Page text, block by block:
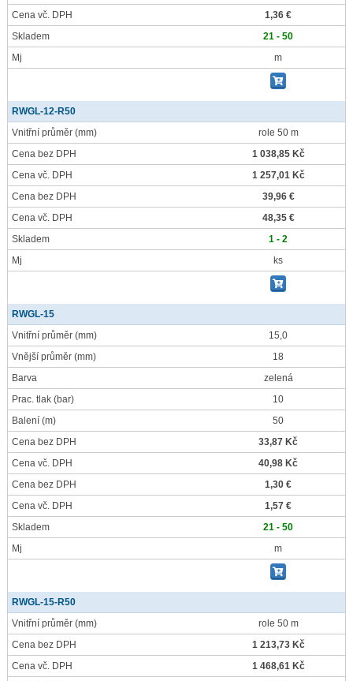
Cena vč. DPH
1,36 €
Skladem
21 - 50
Mj
m
RWGL-12-R50
Vnitřní průměr (mm)
role 50 m
Cena bez DPH
1 038,85 Kč
Cena vč. DPH
1 257,01 Kč
Cena bez DPH
39,96 €
Cena vč. DPH
48,35 €
Skladem
1 - 2
Mj
ks
RWGL-15
Vnitřní průměr (mm)
15,0
Vnější průměr (mm)
18
Barva
zelená
Prac. tlak (bar)
10
Balení (m)
50
Cena bez DPH
33,87 Kč
Cena vč. DPH
40,98 Kč
Cena bez DPH
1,30 €
Cena vč. DPH
1,57 €
Skladem
21 - 50
Mj
m
RWGL-15-R50
Vnitřní průměr (mm)
role 50 m
Cena bez DPH
1 213,73 Kč
Cena vč. DPH
1 468,61 Kč